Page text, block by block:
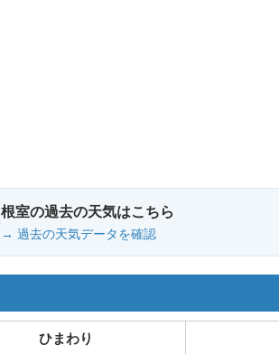
根室の過去の天気はこちら
→ 過去の天気データを確認
ひまわり